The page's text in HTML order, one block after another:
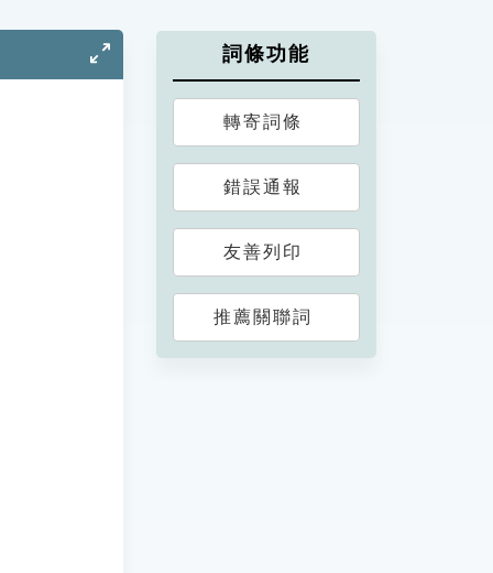
詞條功能
轉寄詞條
錯誤通報
友善列印
推薦關聯詞